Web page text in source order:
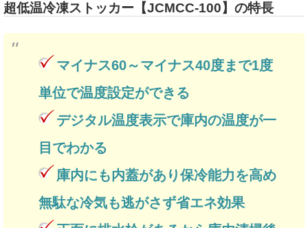
超低温冷凍ストッカー【JCMCC-100】の特長
マイナス60～マイナス40度まで1度
単位で温度設定ができる
デジタル温度表示で庫内の温度が一
目でわかる
庫内にも内蓋があり保冷能力を高め
無駄な冷気も逃がさず省エネ効果